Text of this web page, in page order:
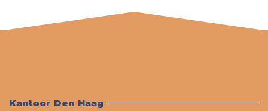
Kantoor Den Haag